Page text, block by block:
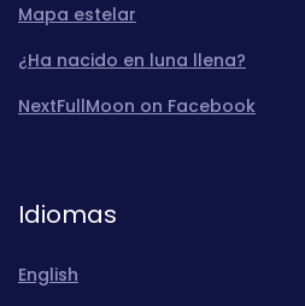
Mapa estelar
¿Ha nacido en luna llena?
NextFullMoon on Facebook
Idiomas
English